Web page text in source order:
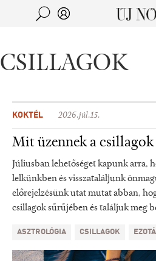
Jump to
CSILLAGOK
KOKTÉL 2026.júl.15.
Mit üzennek a
Júliusban lehetőséget kapunk arra,
lelkünkben és visszataláljunk
előrejelzésünk utat mutat abban,
csillagok sűrűjében és találjuk meg
ASZTROLÓGIA CSILLAGOK